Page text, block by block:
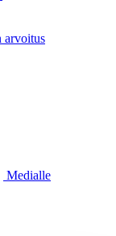
arvoitus
Medialle